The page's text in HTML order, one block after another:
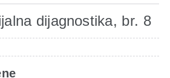
dijagnostika, br. 8